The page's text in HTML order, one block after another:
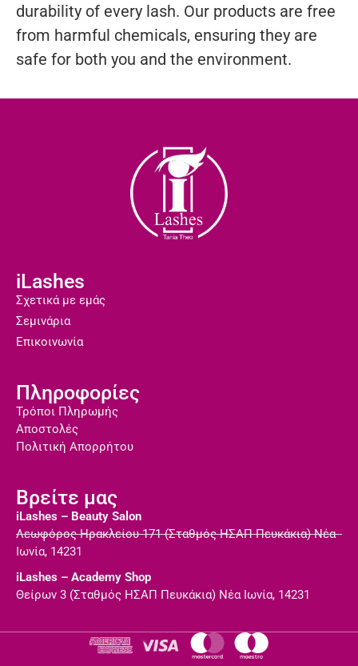
durability of every lash. Our products are free
from harmful chemicals, ensuring they are
safe for both you and the environment.
iLashes
Σχετικά με εμάς
Σεμινάρια
Επικοινωνία
Πληροφορίες
Τρόποι Πληρωμής
Αποστολές
Πολιτική Απορρήτου
Βρείτε μας
iLashes – Beauty Salon
Λεωφόρος Ηρακλείου 171 (Σταθμός ΗΣΑΠ Πευκάκια) Νέα
Ιωνία, 14231
iLashes – Academy Shop
Θείρων 3 (Σταθμός ΗΣΑΠ Πευκάκια) Νέα Ιωνία, 14231